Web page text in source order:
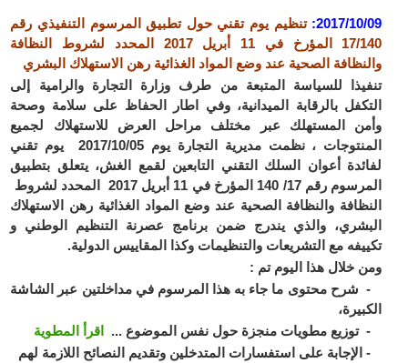
2017/10/09:
تنظيم يوم تقني حول تطبيق المرسوم التنفيذي رقم
17/140 المؤرخ في 11 أبريل 2017 المحدد لشروط النظافة
والنظافة الصحية عند وضع المواد الغذائية رهن الاستهلاك البشري
تنفيذا للسياسة المتبعة من طرف وزارة التجارة والرامية إلى
التكفل بالرقابة الميدانية، وفي اطار الحفاظ على سلامة وصحة
وأمن المستهلك عبر مختلف مراحل العرض للاستهلاك لجميع
المنتوجات ، نظمت مديرية التجارة يوم 2017/10/05 يوم تقني
لفائدة أعوان السلك التقني التابعين لقمع الغش، يتعلق بتطبيق
المرسوم رقم 17/ 140 المؤرخ في 11 أبريل 2017 المحدد لشروط
النظافة والنظافة الصحية عند وضع المواد الغذائية رهن الاستهلاك
البشري، والذي يندرج ضمن برنامج عصرنة التنظيم الوطني و
تكييفه مع التشريعات والتنظيمات وكذا المقاييس الدولية.
ومن خلال هذا اليوم تم :
- شرح محتوى ما جاء به هذا المرسوم في مداخلتين عبر الشاشة
الكبيرة،
- توزيع مطويات منجزة حول نفس الموضوع ...
اقرأ المطوية
- الإجابة على استفسارات المتدخلين وتقديم النصائح اللازمة لهم